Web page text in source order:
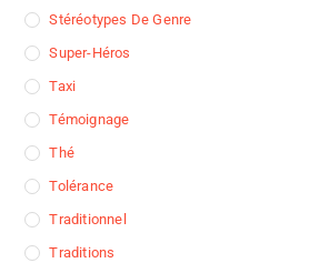
Stéréotypes De Genre
Super-Héros
Taxi
Témoignage
Thé
Tolérance
Traditionnel
Traditions